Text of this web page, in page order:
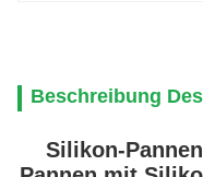
Beschreibung
Silikon-